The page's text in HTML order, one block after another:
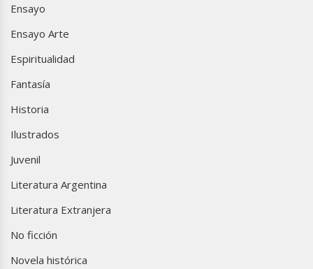
Ensayo
Ensayo Arte
Espiritualidad
Fantasía
Historia
Ilustrados
Juvenil
Literatura Argentina
Literatura Extranjera
No ficción
Novela histórica